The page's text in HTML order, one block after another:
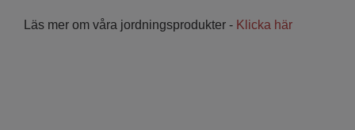
Läs mer om våra jordningsprodukter - Klicka här